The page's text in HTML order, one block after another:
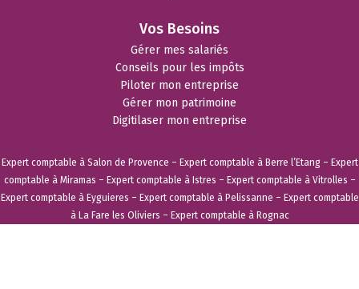
Vos Besoins
Gérer mes salariés
Conseils pour les impôts
Piloter mon entreprise
Gérer mon patrimoine
Digitilaser mon entreprise
Expert comptable à Salon de Provence – Expert comptable à Berre l’Etang– Expert
comptable à Miramas – Expert comptable à Istres – Expert comptable à Vitrolles –
Expert comptable à Eyguieres – Expert comptable à Pelissanne – Expert comptable
à La Fare les Oliviers – Expert comptable à Rognac